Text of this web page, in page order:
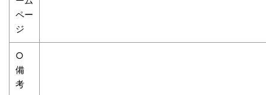
ペー
ジ
○
備
考